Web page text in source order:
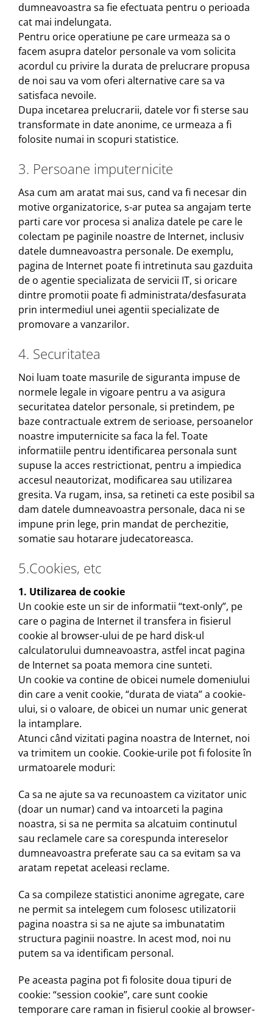
dumneavoastra sa fie efectuata pentru o perioada
cat mai indelungata.
Pentru orice operatiune pe care urmeaza sa o
facem asupra datelor personale va vom solicita
acordul cu privire la durata de prelucrare propusa
de noi sau va vom oferi alternative care sa va
satisfaca nevoile.
Dupa incetarea prelucrarii, datele vor fi sterse sau
transformate in date anonime, ce urmeaza a fi
folosite numai in scopuri statistice.
3. Persoane imputernicite
Asa cum am aratat mai sus, cand va fi necesar din
motive organizatorice, s-ar putea sa angajam terte
parti care vor procesa si analiza datele pe care le
colectam pe paginile noastre de Internet, inclusiv
datele dumneavoastra personale. De exemplu,
pagina de Internet poate fi intretinuta sau gazduita
de o agentie specializata de servicii IT, si oricare
dintre promotii poate fi administrata/desfasurata
prin intermediul unei agentii specializate de
promovare a vanzarilor.
4. Securitatea
Noi luam toate masurile de siguranta impuse de
normele legale in vigoare pentru a va asigura
securitatea datelor personale, si pretindem, pe
baze contractuale extrem de serioase, persoanelor
noastre imputernicite sa faca la fel. Toate
informatiile pentru identificarea personala sunt
supuse la acces restrictionat, pentru a impiedica
accesul neautorizat, modificarea sau utilizarea
gresita. Va rugam, insa, sa retineti ca este posibil sa
dam datele dumneavoastra personale, daca ni se
impune prin lege, prin mandat de perchezitie,
somatie sau hotarare judecatoreasca.
5.Cookies, etc
1. Utilizarea de cookie
Un cookie este un sir de informatii “text-only”, pe
care o pagina de Internet il transfera in fisierul
cookie al browser-ului de pe hard disk-ul
calculatorului dumneavoastra, astfel incat pagina
de Internet sa poata memora cine sunteti.
Un cookie va contine de obicei numele domeniului
din care a venit cookie, “durata de viata” a cookie-
ului, si o valoare, de obicei un numar unic generat
la intamplare.
Atunci când vizitati pagina noastra de Internet, noi
va trimitem un cookie. Cookie-urile pot fi folosite în
urmatoarele moduri:
Ca sa ne ajute sa va recunoastem ca vizitator unic
(doar un numar) cand va intoarceti la pagina
noastra, si sa ne permita sa alcatuim continutul
sau reclamele care sa corespunda intereselor
dumneavoastra preferate sau ca sa evitam sa va
aratam repetat aceleasi reclame.
Ca sa compileze statistici anonime agregate, care
ne permit sa intelegem cum folosesc utilizatorii
pagina noastra si sa ne ajute sa imbunatatim
structura paginii noastre. In acest mod, noi nu
putem sa va identificam personal.
Pe aceasta pagina pot fi folosite doua tipuri de
cookie: “session cookie”, care sunt cookie
temporare care raman in fisierul cookie al browser-